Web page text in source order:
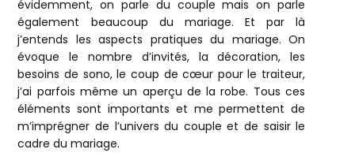
évidemment, on parle du couple mais on parle
également beaucoup du mariage. Et par là
j’entends les aspects pratiques du mariage. On
évoque le nombre d’invités, la décoration, les
besoins de sono, le coup de cœur pour le traiteur,
j’ai parfois même un aperçu de la robe. Tous ces
éléments sont importants et me permettent de
m’imprégner de l’univers du couple et de saisir le
cadre du mariage.